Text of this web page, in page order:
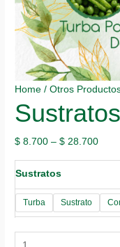
Home /Otros
$ 8.700 –$ 28.700
Sustratos
Turba Sustrato
Sustratos